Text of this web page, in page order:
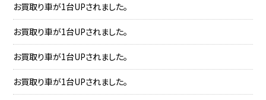
お買取り車が1台UPされました。
お買取り車が1台UPされました。
お買取り車が1台UPされました。
お買取り車が1台UPされました。